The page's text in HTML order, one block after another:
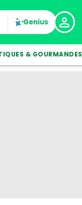
Genius
& GOURMANDES